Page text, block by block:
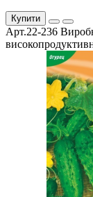
Купити
Арт.22-236